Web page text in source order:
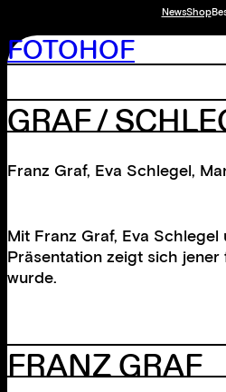
NewsShop
FOTOHOF
GRAF /
Franz Graf, Eva Schlegel,
Mit Franz Graf, Eva
Präsentation zeigt sich
wurde.
FRANZ GRAF